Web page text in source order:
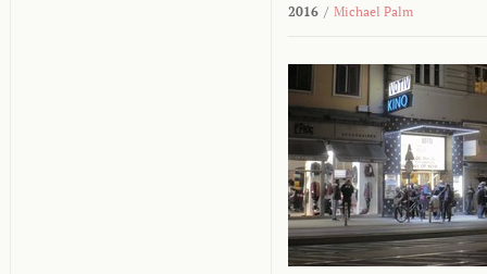
2016 / Michael Palm